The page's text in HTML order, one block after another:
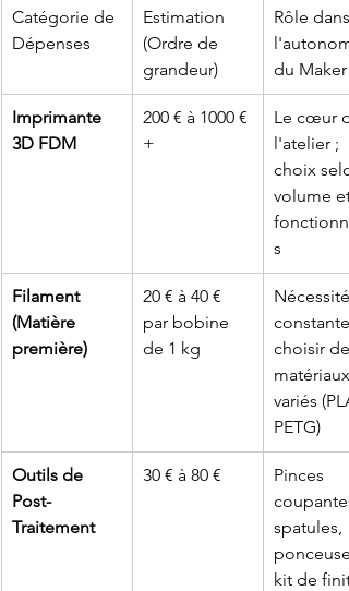
Catégorie de
Dépenses
Estimation
(Ordre de
grandeur)
Rôle dans
du Maker
Imprimante
3D FDM
200 € à 1000 €
+
Le cœur
l'atelier ;
choix
volume et
s
Filament
(Matière
première)
20 € à 40 €
par bobine
de 1 kg
Nécessité
constante
choisir
matériaux
variés
PETG)
Outils de
Post-
Traitement
30 € à 80 €
Pinces
spatules,
kit de